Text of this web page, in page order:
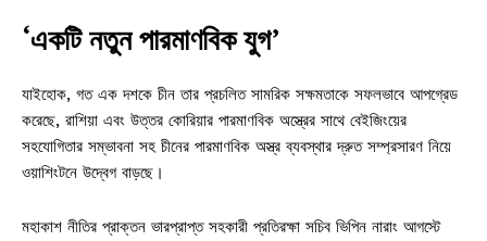
‘একটি নতুন পারমাণবিক যুগ’
যাইহোক, গত এক দশকে চীন তার প্রচলিত সামরিক সক্ষমতাকে সফলভাবে আপগ্রেড
করেছে, রাশিয়া এবং উত্তর কোরিয়ার পারমাণবিক অস্ত্রের সাথে বেইজিংয়ের
সহযোগিতার সম্ভাবনা সহ চীনের পারমাণবিক অস্ত্র ব্যবস্থার দ্রুত সম্প্রসারণ নিয়ে
ওয়াশিংটনে উদ্বেগ বাড়ছে।
মহাকাশ নীতির প্রাক্তন ভারপ্রাপ্ত সহকারী প্রতিরক্ষা সচিব ভিপিন নারাং আগস্টে